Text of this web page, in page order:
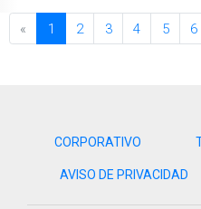
« 1 2 3 4 5 6
CORPORATIVO
AVISO DE PRIVACIDAD